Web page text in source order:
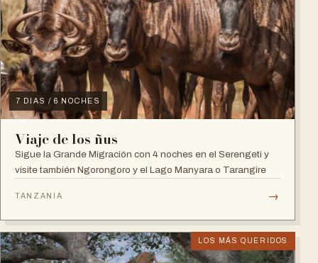
7 DIAS / 6 NOCHES
Viaje de los ñus
Sigue la Grande Migración con 4 noches en el Serengeti y
visite también Ngorongoro y el Lago Manyara o Tarangire
TANZANIA →
LOS MÁS QUERIDOS